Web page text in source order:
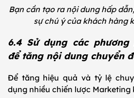
Bạn cần tạo ra nội dung hấp
sự chú ý của khách hàng
6.4 Sử dụng các phương
để tăng nội dung chuyển
Để tăng hiệu quả và tỷ lệ
dụng nhiều chiến lược Marketing